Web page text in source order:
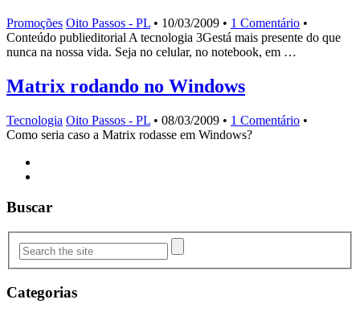
Promoções Oito Passos - PL • 10/03/2009 • 1 Comentário •
Conteúdo publieditorial A tecnologia 3Gestá mais presente do que
nunca na nossa vida. Seja no celular, no notebook, em …
Matrix rodando no Windows
Tecnologia Oito Passos - PL • 08/03/2009 • 1 Comentário •
Como seria caso a Matrix rodasse em Windows?
Buscar
Categorias